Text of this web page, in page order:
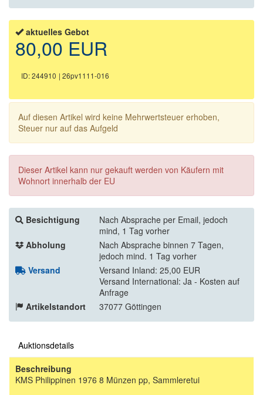
aktuelles Gebot
80,00 EUR
ID: 244910 | 26pv1111-016
Auf diesen Artikel wird keine Mehrwertsteuer erhoben,
Steuer nur auf das Aufgeld
Dieser Artikel kann nur gekauft werden von Käufern mit
Wohnort innerhalb der EU
Besichtigung
Nach Absprache per Email, jedoch
mind, 1 Tag vorher
Abholung
Nach Absprache binnen 7 Tagen,
jedoch mind. 1 Tag vorher
Versand
Versand Inland: 25,00 EUR
Versand International: Ja - Kosten auf
Anfrage
Artikelstandort
37077 Göttingen
Auktionsdetails
Beschreibung
KMS Philippinen 1976 8 Münzen pp, Sammleretui